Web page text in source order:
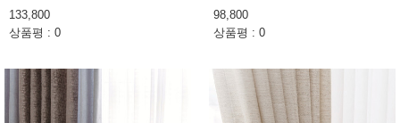
133,800
상품평 : 0
98,800
상품평 : 0